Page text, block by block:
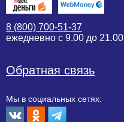
8 (800) 700-51-37
ежедневно с 9.00 до 21.00
Обратная связь
Мы в социальных сетях: